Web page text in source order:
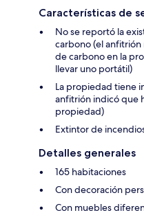
Características de
No se reportó la
carbono (el
de carbono en la
llevar uno portátil)
La propiedad tiene
anfitrión indicó que
propiedad)
Extintor de
Detalles generales
165 habitaciones
Con decoración
Con muebles